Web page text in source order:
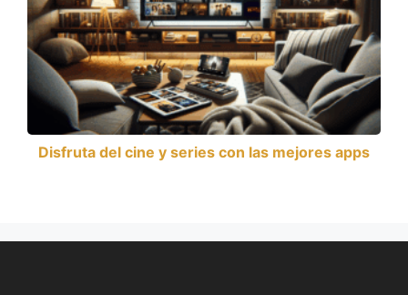
Disfruta del cine y series con las mejores apps